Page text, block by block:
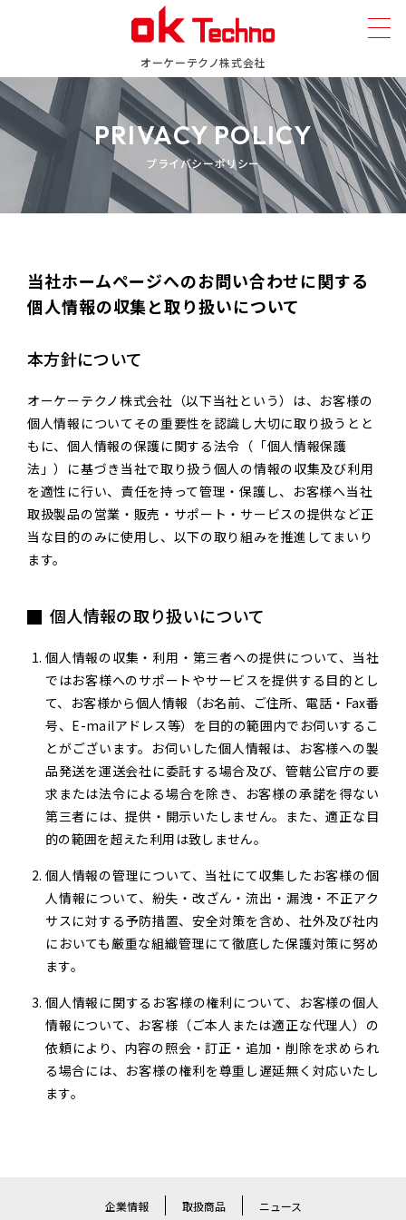
オーケーテクノ株式会社
PRIVACY POLICY
プライバシーポリシー
当社ホームページへのお問い合わせに関する
個人情報の収集と取り扱いについて
本方針について
オーケーテクノ株式会社（以下当社という）は、お客様の
個人情報についてその重要性を認識し大切に取り扱うとと
もに、個人情報の保護に関する法令（「個人情報保護
法」）に基づき当社で取り扱う個人の情報の収集及び利用
を適性に行い、責任を持って管理・保護し、お客様へ当社
取扱製品の営業・販売・サポート・サービスの提供など正
当な目的のみに使用し、以下の取り組みを推進してまいり
ます。
個人情報の取り扱いについて
個人情報の収集・利用・第三者への提供について、当社
ではお客様へのサポートやサービスを提供する目的とし
て、お客様から個人情報（お名前、ご住所、電話・Fax番
号、E-mailアドレス等）を目的の範囲内でお伺いするこ
とがございます。お伺いした個人情報は、お客様への製
品発送を運送会社に委託する場合及び、管轄公官庁の要
求または法令による場合を除き、お客様の承諾を得ない
第三者には、提供・開示いたしません。また、適正な目
的の範囲を超えた利用は致しません。
個人情報の管理について、当社にて収集したお客様の個
人情報について、紛失・改ざん・流出・漏洩・不正アク
サスに対する予防措置、安全対策を含め、社外及び社内
においても厳重な組織管理にて徹底した保護対策に努め
ます。
個人情報に関するお客様の権利について、お客様の個人
情報について、お客様（ご本人または適正な代理人）の
依頼により、内容の照会・訂正・追加・削除を求められ
る場合には、お客様の権利を尊重し遅延無く対応いたし
ます。
企業情報 取扱商品 ニュース